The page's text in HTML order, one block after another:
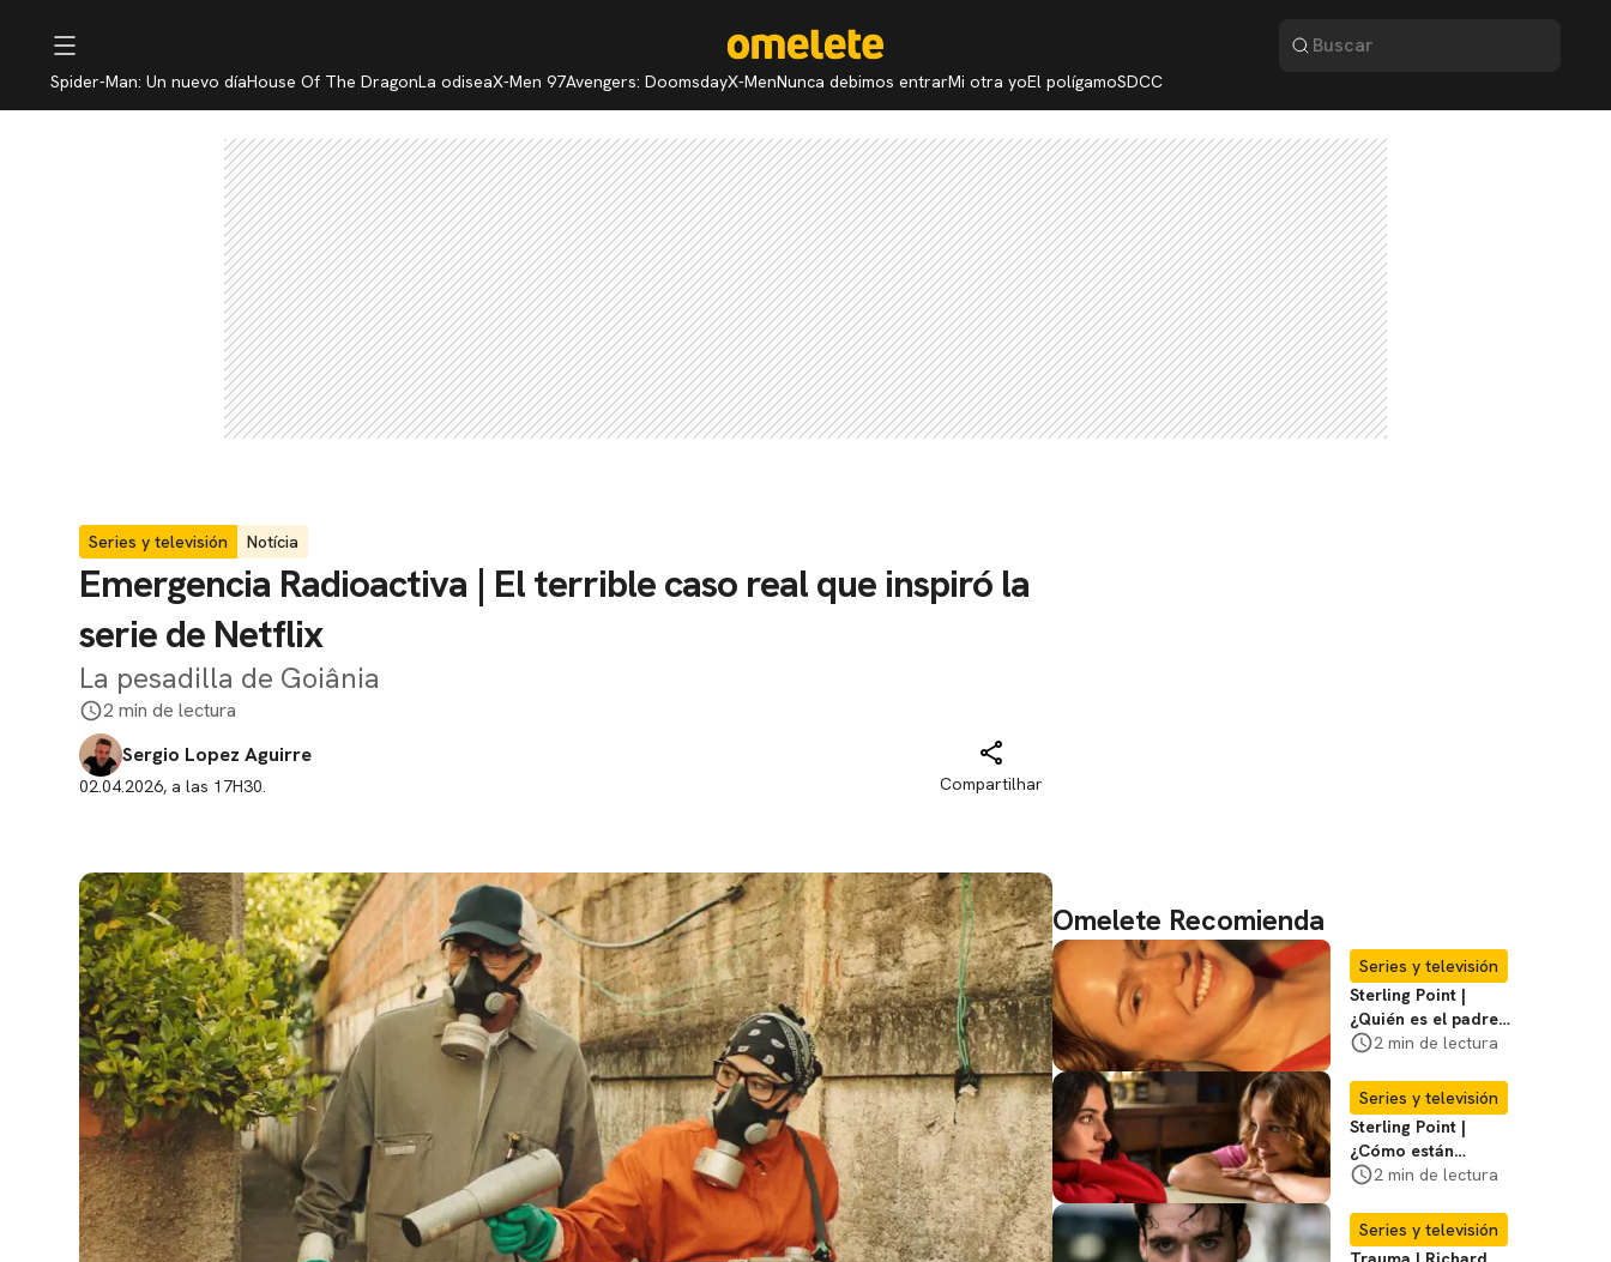
Spider-Man: Un nuevo díaHouse Of The DragonLa odiseaX-Men 97Avengers: DoomsdayX-MenNunca debimos entrarMi otra yoEl polígamoSDCC
Series y televisión Notícia
Emergencia Radioactiva | El terrible caso real que inspiró la
serie de Netflix
La pesadilla de Goiânia
2 min de lectura
Sergio Lopez Aguirre
02.04.2026, a las 17H30. Compartilhar
Omelete Recomienda
Series y televisión
Sterling Point |
¿Quién es el padre
biológico de
decimos
2 min de lectura
Series y televisión
Sterling Point |
¿Cómo están
conectados Annie,
Te explicamos
2 min de lectura
Series y televisión